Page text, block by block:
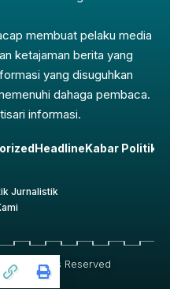
membuat pelaku media
ketajaman berita yang
yang disuguhkan
dahaga pembaca.
informasi.
HeadlineKabar Politik
Jurnalistik
All Rights Reserved